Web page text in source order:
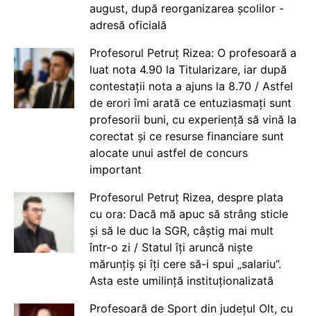
august, după reorganizarea școlilor -
adresă oficială
Profesorul Petruț Rizea: O profesoară a
luat nota 4.90 la Titularizare, iar după
contestații nota a ajuns la 8.70 / Astfel
de erori îmi arată ce entuziasmați sunt
profesorii buni, cu experiență să vină la
corectat și ce resurse financiare sunt
alocate unui astfel de concurs
important
Profesorul Petruț Rizea, despre plata
cu ora: Dacă mă apuc să strâng sticle
și să le duc la SGR, câștig mai mult
într-o zi / Statul îți aruncă niște
mărunțiș și îți cere să-i spui „salariu”.
Asta este umilință instituționalizată
Profesoară de Sport din județul Olt, cu